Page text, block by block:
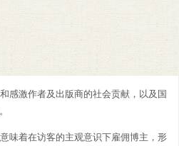
感激作者及出版商的社会贡献，以及国
味着在访客的主观意识下雇佣博主，形